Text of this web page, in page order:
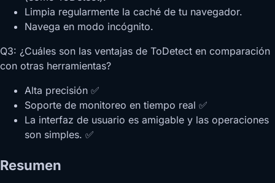
Limpia regularmente la caché de tu navegador.
Navega en modo incógnito.
Q3: ¿Cuáles son las ventajas de ToDetect en comparación
con otras herramientas?
Alta precisión ✅
Soporte de monitoreo en tiempo real ✅
La interfaz de usuario es amigable y las operaciones
son simples. ✅
Resumen